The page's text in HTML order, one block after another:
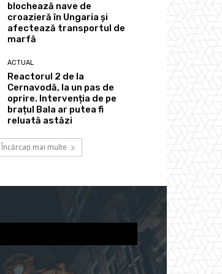
blochează nave de
croazieră în Ungaria și
afectează transportul de
marfă
ACTUAL
Reactorul 2 de la
Cernavodă, la un pas de
oprire. Intervenția de pe
brațul Bala ar putea fi
reluată astăzi
Încărcați mai multe